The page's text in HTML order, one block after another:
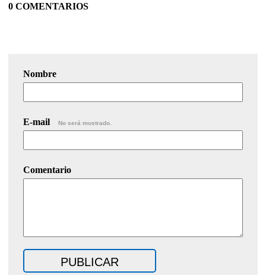
0 COMENTARIOS
Nombre
E-mail No será mostrado.
Comentario